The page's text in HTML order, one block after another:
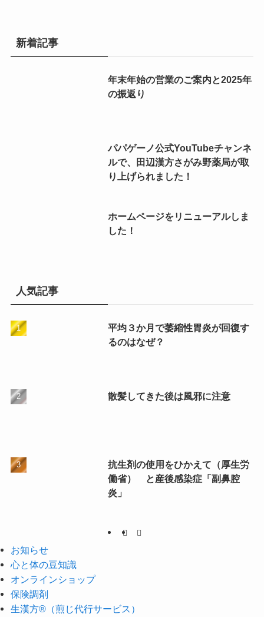
新着記事
年末年始の営業のご案内と2025年
の振返り
パパゲーノ公式YouTubeチャンネ
ルで、田辺漢方さがみ野薬局が取
り上げられました！
ホームページをリニューアルしま
した！
人気記事
平均３か月で萎縮性胃炎が回復す
るのはなぜ？
散髪してきた後は風邪に注意
抗生剤の使用をひかえて（厚生労
働省） と産後感染症「副鼻腔
炎」
お知らせ
心と体の豆知識
オンラインショップ
保険調剤
生漢方®（煎じ代行サービス）